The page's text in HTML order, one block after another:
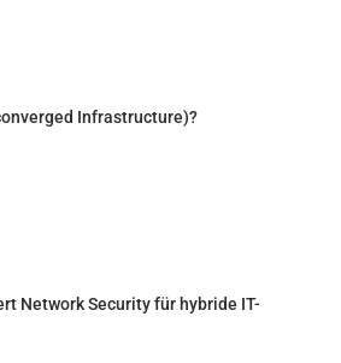
Infrastructure)?
Network Security für hybride IT-